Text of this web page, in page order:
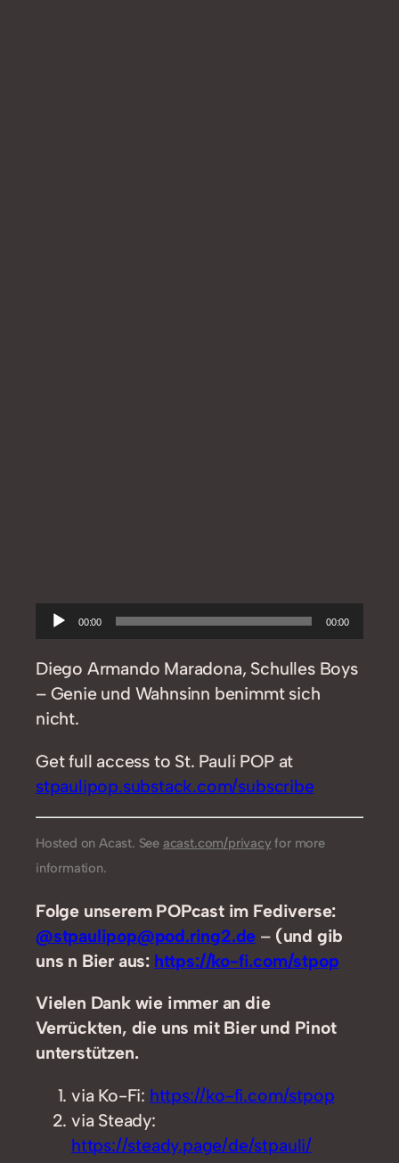
Audio-
Player
00:00 00:00
Diego Armando Maradona, Schulles Boys
– Genie und Wahnsinn benimmt sich
nicht.
Get full access to St. Pauli POP at
stpaulipop.substack.com/subscribe
Hosted on Acast. See acast.com/privacy for more
information.
Folge unserem POPcast im Fediverse:
@stpaulipop@pod.ring2.de – (und gib
uns n Bier aus: https://ko-fi.com/stpop
Vielen Dank wie immer an die
Verrückten, die uns mit Bier und Pinot
unterstützen.
via Ko-Fi: https://ko-fi.com/stpop
via Steady:
https://steady.page/de/stpauli/